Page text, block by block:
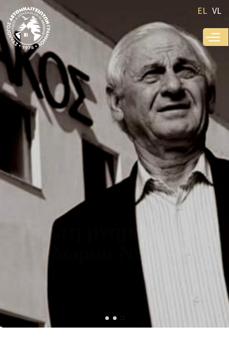
προς το
κυρίως
περιεχόμενο
EL VL
Στη μνήμη του
Θεόδωρου Νιτσιάκου